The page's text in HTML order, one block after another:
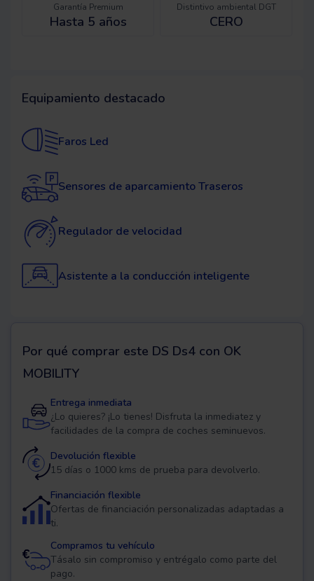
Garantía Premium
Hasta 5 años
Distintivo ambiental DGT
CERO
Equipamiento destacado
Faros Led
Sensores de aparcamiento Traseros
Regulador de velocidad
Asistente a la conducción inteligente
Por qué comprar este DS Ds4 con OK
MOBILITY
Entrega inmediata
¿Lo quieres? ¡Lo tienes! Disfruta la inmediatez y
facilidades de la compra de coches seminuevos.
Devolución flexible
15 días o 1000 kms de prueba para devolverlo.
Financiación flexible
Ofertas de financiación personalizadas adaptadas a
ti.
Compramos tu vehículo
Tásalo sin compromiso y entrégalo como parte del
pago.